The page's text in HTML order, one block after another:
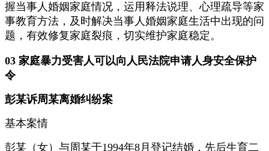
握当事人婚姻家庭情况，运用释法说理、心理疏导等家
事教育方法，及时解决当事人婚姻家庭生活中出现的问
题，有效修复家庭裂痕，切实维护家庭稳定。
03 家庭暴力受害人可以向人民法院申请人身安全保护
令
彭某诉周某离婚纠纷案
基本案情
彭某（女）与周某于1994年8月登记结婚，先后生育二